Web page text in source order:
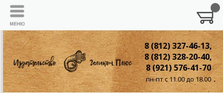
8 (812) 327-46-13,
8 (812) 328-20-40,
8 (921) 576-41-70
пн-пт с 11.00 до 18.00